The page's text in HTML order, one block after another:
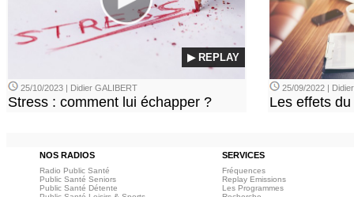
▶ REPLAY
25/10/2023 | Didier GALIBERT
Stress : comment lui échapper ?
25/09/2022 |
Les effets
NOS RADIOS SERVICES
Radio Public Santé
Public Santé Seniors
Public Santé Détente
Fréquences
Replay Emissions
Les Programmes